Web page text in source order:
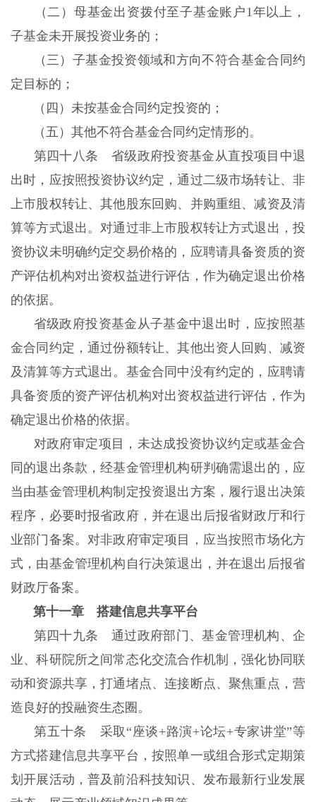
（二）母基金出资拨付至子基金账户1年以上，
子基金未开展投资业务的；
（三）子基金投资领域和方向不符合基金合同约
定目标的；
（四）未按基金合同约定投资的；
（五）其他不符合基金合同约定情形的。
第四十八条 省级政府投资基金从直投项目中退
出时，应按照投资协议约定，通过二级市场转让、非
上市股权转让、其他股东回购、并购重组、减资及清
算等方式退出。对通过非上市股权转让方式退出，投
资协议未明确约定交易价格的，应聘请具备资质的资
产评估机构对出资权益进行评估，作为确定退出价格
的依据。
省级政府投资基金从子基金中退出时，应按照基
金合同约定，通过份额转让、其他出资人回购、减资
及清算等方式退出。基金合同中没有约定的，应聘请
具备资质的资产评估机构对出资权益进行评估，作为
确定退出价格的依据。
对政府审定项目，未达成投资协议约定或基金合
同的退出条款，经基金管理机构研判确需退出的，应
当由基金管理机构制定投资退出方案，履行退出决策
程序，必要时报省政府，并在退出后报省财政厅和行
业部门备案。对非政府审定项目，应当按照市场化方
式，由基金管理机构自行决策退出，并在退出后报省
财政厅备案。
第十一章 搭建信息共享平台
第四十九条 通过政府部门、基金管理机构、企
业、科研院所之间常态化交流合作机制，强化协同联
动和资源共享，打通堵点、连接断点、聚焦重点，营
造良好的投融资生态圈。
第五十条 采取“座谈+路演+论坛+专家讲堂”等
方式搭建信息共享平台，按照单一或组合形式定期策
划开展活动，普及前沿科技知识、发布最新行业发展